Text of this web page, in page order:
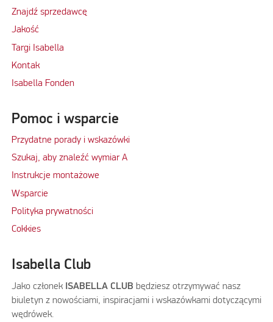
Znajdź sprzedawcę
Jakość
Targi Isabella
Kontak
Isabella Fonden
Pomoc i wsparcie
Przydatne porady i wskazówki
Szukaj, aby znaleźć wymiar A
Instrukcje montażowe
Wsparcie
Polityka prywatności
Cokkies
Isabella Club
Jako członekISABELLA CLUB będziesz otrzymywać nasz
biuletyn z nowościami, inspiracjami i wskazówkami dotyczącymi
wędrówek.